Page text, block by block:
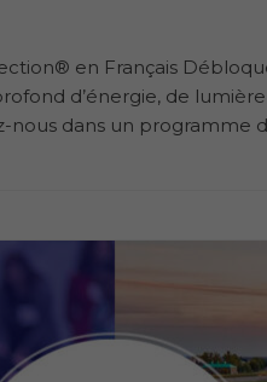
en Français
d’énergie, de
nous dans un programme